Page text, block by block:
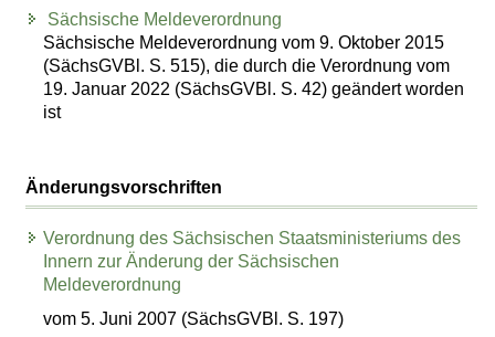
Sächsische Meldeverordnung
Sächsische Meldeverordnung vom 9. Oktober 2015
(SächsGVBl. S. 515), die durch die Verordnung vom
19. Januar 2022 (SächsGVBl. S. 42) geändert worden
ist
Änderungsvorschriften
Verordnung des Sächsischen Staatsministeriums des
Innern zur Änderung der Sächsischen
Meldeverordnung
vom 5. Juni 2007 (SächsGVBl. S. 197)